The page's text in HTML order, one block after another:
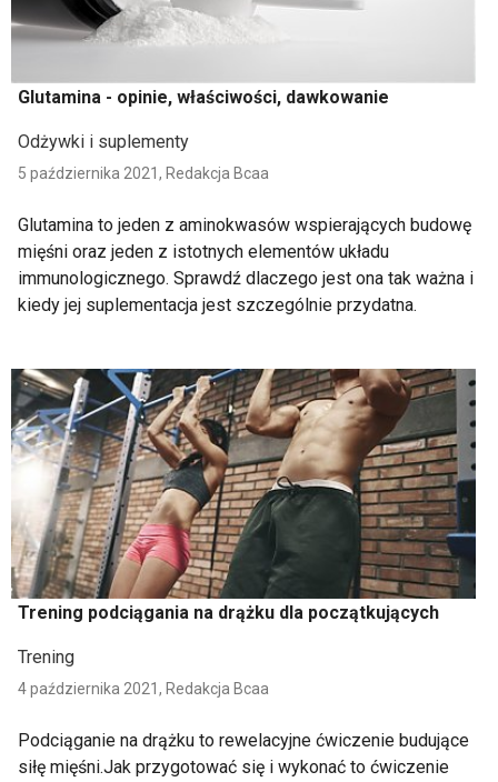
Glutamina - opinie, właściwości, dawkowanie
Odżywki i suplementy
5 października 2021, Redakcja Bcaa
Glutamina to jeden z aminokwasów wspierających budowę
mięśni oraz jeden z istotnych elementów układu
immunologicznego. Sprawdź dlaczego jest ona tak ważna i
kiedy jej suplementacja jest szczególnie przydatna.
Trening podciągania na drążku dla początkujących
Trening
4 października 2021, Redakcja Bcaa
Podciąganie na drążku to rewelacyjne ćwiczenie budujące
siłę mięśni.Jak przygotować się i wykonać to ćwiczenie